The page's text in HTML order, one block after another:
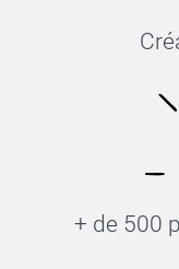
+ de 500